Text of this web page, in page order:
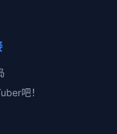
吧！